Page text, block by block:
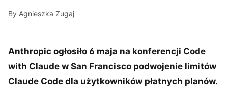
By Agnieszka Zugaj
Anthropic ogłosiło 6 maja na konferencji Code
with Claude w San Francisco podwojenie limitów
Claude Code dla użytkowników płatnych planów.